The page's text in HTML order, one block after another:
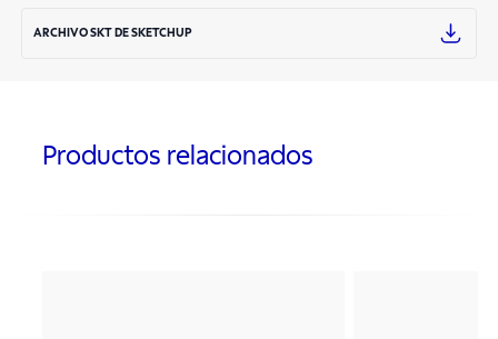
ARCHIVO SKT DE SKETCHUP
Productos relacionados